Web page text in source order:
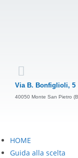
Via B. Bonfiglioli, 5
40050 Monte San Pietro
HOME
Guida alla scelta